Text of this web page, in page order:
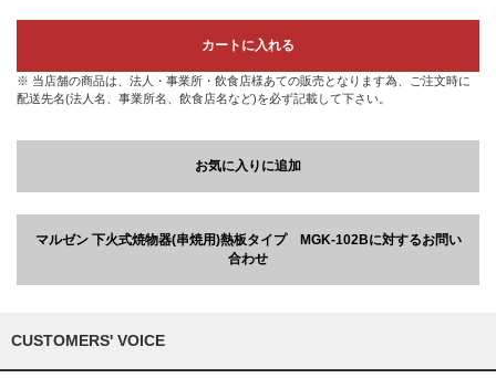
カートに入れる
※ 当店舗の商品は、法人・事業所・飲食店様あての販売となります為、ご注文時に
配送先名(法人名、事業所名、飲食店名など)を必ず記載して下さい。
お気に入りに追加
マルゼン 下火式焼物器(串焼用)熱板タイプ MGK-102Bに対するお問い
合わせ
CUSTOMERS' VOICE